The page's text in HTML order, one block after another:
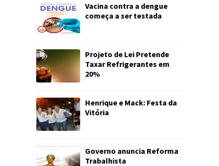
Vacina contra a dengue
começa a ser testada
Projeto de Lei Pretende
Taxar Refrigerantes em
20%
Henrique e Mack: Festa da
Vitória
Governo anuncia Reforma
Trabalhista